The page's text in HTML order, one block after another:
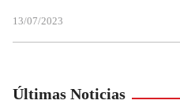
13/07/2023
Últimas Noticias